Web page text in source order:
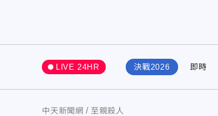
LIVE 24HR 決戰2026 即時
中天新聞網 至親殺人